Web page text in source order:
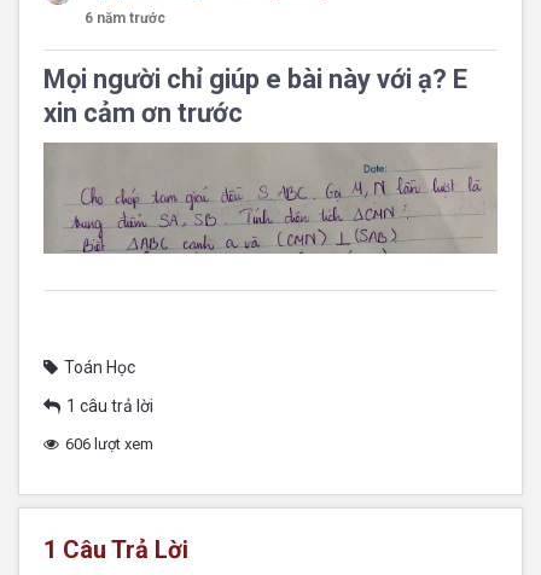
6 năm trước
Mọi người chỉ giúp e bài này với ạ? E
xin cảm ơn trước
Toán Học
1 câu trả lời
606 lượt xem
1 Câu Trả Lời